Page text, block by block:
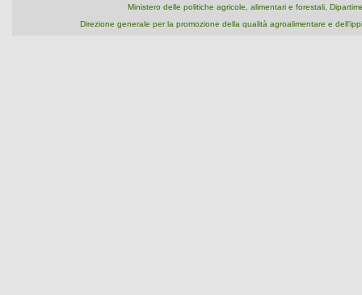
Ministero delle politiche agricole, alimentari e forestali,
Direzione generale per la promozione della qualità agroalimentare e